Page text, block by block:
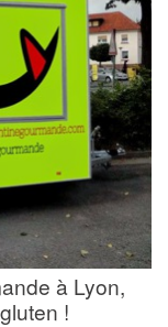
à Lyon,
!